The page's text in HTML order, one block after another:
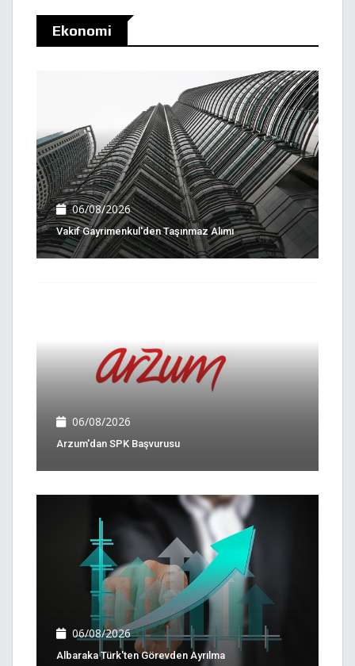
Ekonomi
06/08/2026
Vakıf Gayrimenkul'den Taşınmaz Alımı
06/08/2026
Arzum'dan SPK Başvurusu
06/08/2026
Albaraka Türk'ten Görevden Ayrılma